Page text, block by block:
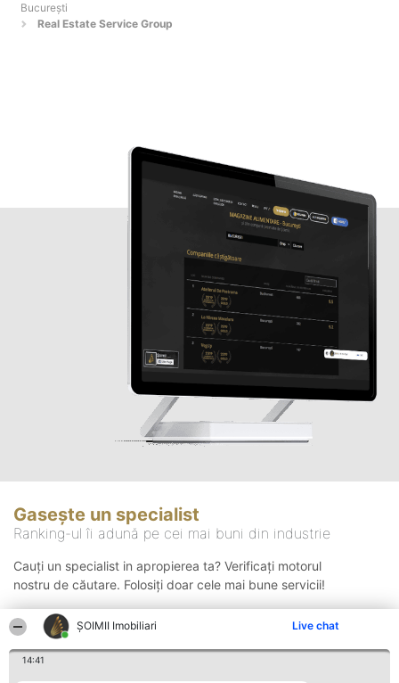
ȘOIMII Imobiliari Live chat
14:41
Bucureşti
Real Estate Service Group
Gasește un specialist
Ranking-ul îi adună pe cei mai buni din industrie
Cauți un specialist in apropierea ta? Verificați motorul
nostru de căutare. Folosiți doar cele mai bune servicii!